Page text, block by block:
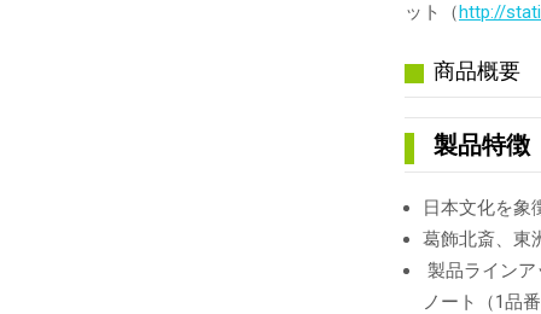
ット（http://
商品概要
製品特徴
日本文化を象
葛飾北斎、東
製品ライン
ノート（1品